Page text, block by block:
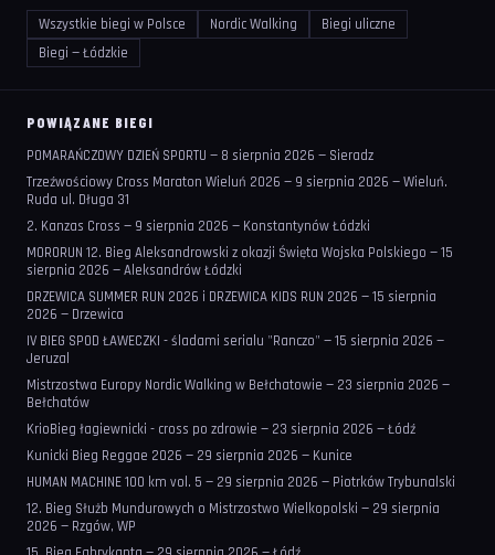
Wszystkie biegi w Polsce Nordic Walking
Biegi uliczne
Biegi — Łódzkie
POWIĄZANE BIEGI
POMARAŃCZOWY DZIEŃ SPORTU — 8 sierpnia 2026 — Sieradz
Trzeźwościowy Cross Maraton Wieluń 2026 — 9 sierpnia 2026 — Wieluń.
Ruda ul. Długa 31
2. Kanzas Cross — 9 sierpnia 2026 — Konstantynów Łódzki
MORORUN 12. Bieg Aleksandrowski z okazji Święta Wojska Polskiego — 15
sierpnia 2026 — Aleksandrów Łódzki
DRZEWICA SUMMER RUN 2026 i DRZEWICA KIDS RUN 2026 — 15 sierpnia
2026 — Drzewica
IV BIEG SPOD ŁAWECZKI - śladami serialu "Ranczo" — 15 sierpnia 2026 —
Jeruzal
Mistrzostwa Europy Nordic Walking w Bełchatowie — 23 sierpnia 2026 —
Bełchatów
KrioBieg łagiewnicki - cross po zdrowie — 23 sierpnia 2026 — Łódź
Kunicki Bieg Reggae 2026 — 29 sierpnia 2026 — Kunice
HUMAN MACHINE 100 km vol. 5 — 29 sierpnia 2026 — Piotrków Trybunalski
12. Bieg Służb Mundurowych o Mistrzostwo Wielkopolski — 29 sierpnia
2026 — Rzgów, WP